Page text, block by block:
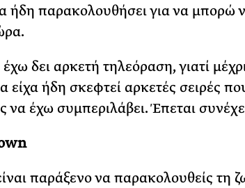
ήδη παρακολουθήσει για να μπορώ
δει αρκετή τηλεόραση, γιατί
είχα ήδη σκεφτεί αρκετές σειρές
να έχω συμπεριλάβει. Έπεται
παράξενο να παρακολουθείς τη